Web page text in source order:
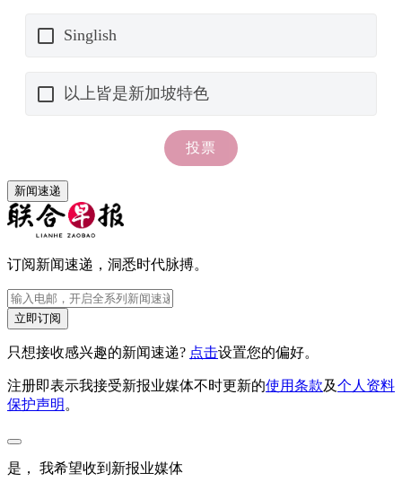
新闻速递
订阅新闻速递，洞悉时代脉搏。
立即订阅
只想接收感兴趣的新闻速递? 点击设置您的偏好。
注册即表示我接受新报业媒体不时更新的使用条款及个人资料
保护声明。
是， 我希望收到新报业媒体